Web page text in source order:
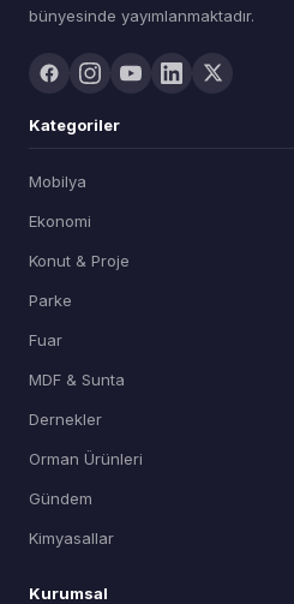
bünyesinde yayımlanmaktadır.
Kategoriler
Mobilya
Ekonomi
Konut & Proje
Parke
Fuar
MDF & Sunta
Dernekler
Orman Ürünleri
Gündem
Kimyasallar
Kurumsal